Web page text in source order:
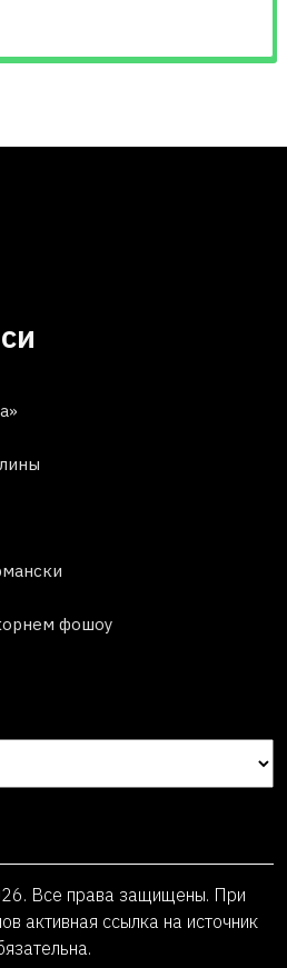
фошоу
Все права защищены. При
активная ссылка на источник